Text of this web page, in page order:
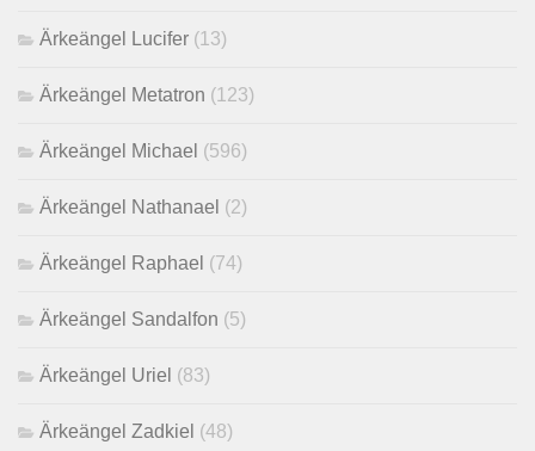
Ärkeängel Lucifer (13)
Ärkeängel Metatron (123)
Ärkeängel Michael (596)
Ärkeängel Nathanael (2)
Ärkeängel Raphael (74)
Ärkeängel Sandalfon (5)
Ärkeängel Uriel (83)
Ärkeängel Zadkiel (48)